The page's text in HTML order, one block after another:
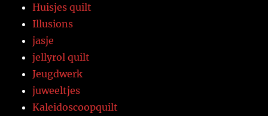
Huisjes quilt
Illusions
jasje
jellyrol quilt
Jeugdwerk
juweeltjes
Kaleidoscoopquilt